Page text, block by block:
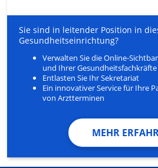
Sie sind in leitender Position in
Gesundheitseinrichtung?
Verwalten Sie die Online-
und Ihrer Gesundheitsfachkräfte
Entlasten Sie Ihr Sekretariat
Ein innovativer Service für Ihre
von Arztterminen
MEHR